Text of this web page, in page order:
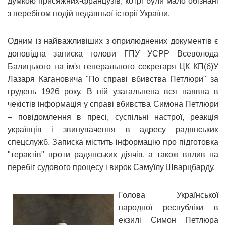
з перебігом подій недавньої історії України.
Одним із найважливіших з оприлюднених документів є
доповідна записка голови ГПУ УСРР Всеволода
Балицького на ім'я генерального секретаря ЦК КП(б)У
Лазаря Кагановича "По справі вбивства Петлюри" за
грудень 1926 року. В ній узагальнена вся наявна в
чекістів інформація у справі вбивства Симона Петлюри
– повідомлення в пресі, суспільні настрої, реакція
українців і звинувачення в адресу радянських
спецслужб. Записка містить інформацію про підготовка
"терактів" проти радянських діячів, а також вплив на
перебіг судового процесу і вирок Самуїлу Шварцбарду.
Голова Української
народної республіки в
екзилі Симон Петлюра